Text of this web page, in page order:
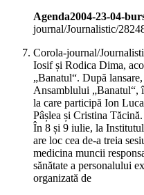
Agenda2004-23-04-
journal/Journalistic/
Corola-journal/
Iosif și Rodica Dima,
„Banatul“. După
Ansamblului „Banatul“,
la care participă Ion
Pâșlea și Cristina
În 8 și 9 iulie, la
are loc cea de-a treia
medicina muncii
sănătate a personalului
organizată de